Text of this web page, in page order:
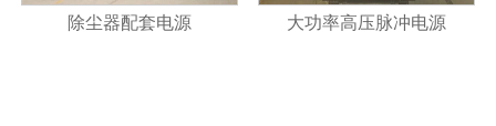
除尘器配套电源 大功率高压脉冲电源